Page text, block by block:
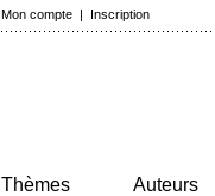
Mon compte | Inscription
Thèmes
Auteurs